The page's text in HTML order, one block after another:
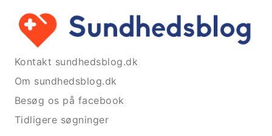
Kontakt sundhedsblog.dk
Om sundhedsblog.dk
Besøg os på facebook
Tidligere søgninger